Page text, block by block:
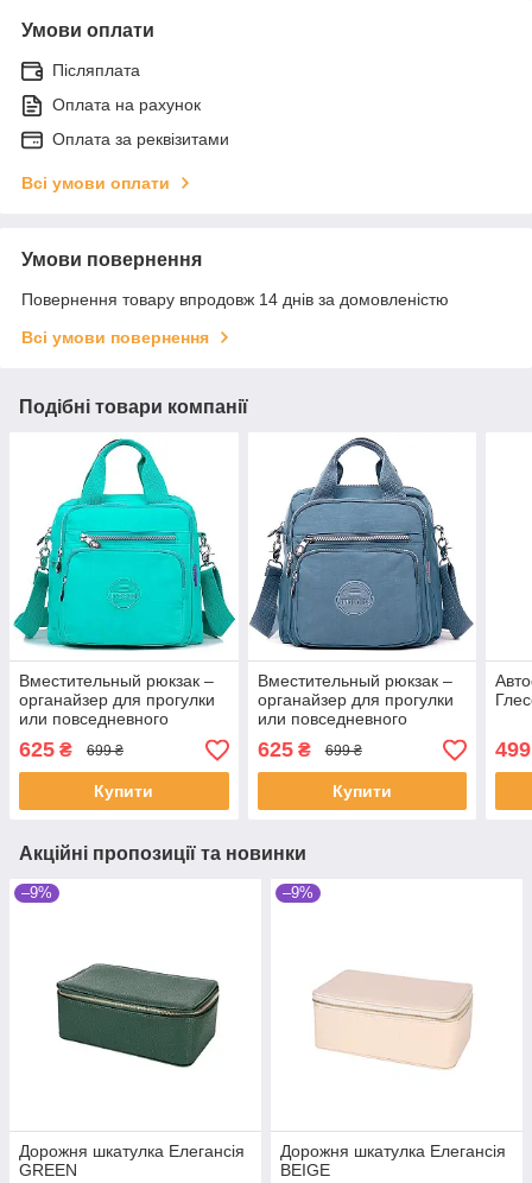
Умови оплати
Післяплата
Оплата на рахунок
Оплата за реквізитами
Всі умови оплати
Умови повернення
Повернення товару впродовж 14 днів за домовленістю
Всі умови повернення
Подібні товари компанії
Вместительный рюкзак –
органайзер для прогулки
или повседневного
использования.
625 ₴ 699 ₴
Купити
Вместительный рюкзак –
органайзер для прогулки
или повседневного
использования.
625₴ 699 ₴
Купити
499
Акційні пропозиції та новинки
–9%
Дорожня шкатулка Елегансія
GREEN
–9%
Дорожня шкатулка Елегансія
BEIGE